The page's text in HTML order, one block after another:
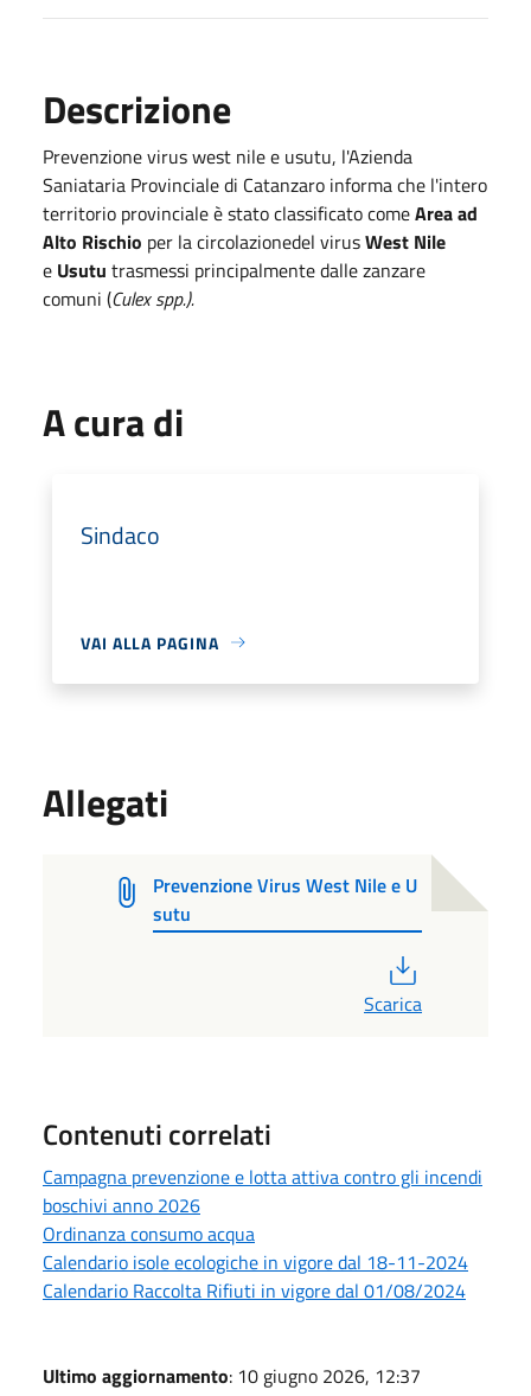
Descrizione
Prevenzione virus west nile e usutu, l'Azienda
Saniataria Provinciale di Catanzaro informa che l'intero
territorio provinciale è stato classificato comeArea ad
Alto Rischio per la circolazionedel virusWest Nile
e Usutu trasmessi principalmente dalle zanzare
comuni (Culex spp.).
A cura di
Sindaco
VAI ALLA PAGINA
Allegati
Prevenzione Virus West Nile e U
sutu
Scarica
Contenuti correlati
Campagna prevenzione e lotta attiva contro gli incendi
boschivi anno 2026
Ordinanza consumo acqua
Calendario isole ecologiche in vigore dal 18-11-2024
Calendario Raccolta Rifiuti in vigore dal 01/08/2024
Ultimo aggiornamento: 10 giugno 2026, 12:37